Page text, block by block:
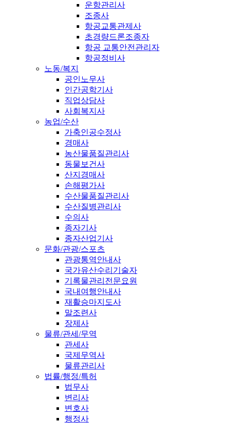
운항관리사
조종사
항공교통관제사
초경량드론조종자
항공 교통안전관리자
항공정비사
노동/복지
공인노무사
인간공학기사
직업상담사
사회복지사
농업/수산
가축인공수정사
경매사
농산물품질관리사
동물보건사
산지경매사
손해평가사
수산물품질관리사
수산질병관리사
수의사
종자기사
종자산업기사
문화/관광/스포츠
관광통역안내사
국가유산수리기술자
기록물관리전문요원
국내여행안내사
재활승마지도사
말조련사
장제사
물류/관세/무역
관세사
국제무역사
물류관리사
법률/행정/특허
법무사
변리사
변호사
행정사